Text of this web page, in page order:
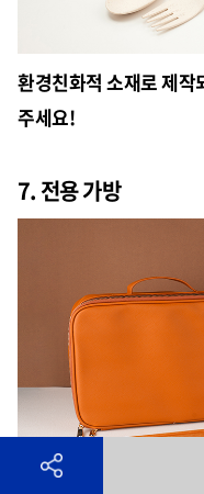
환경친화적 소재로 제
주세요!
7. 전용 가방